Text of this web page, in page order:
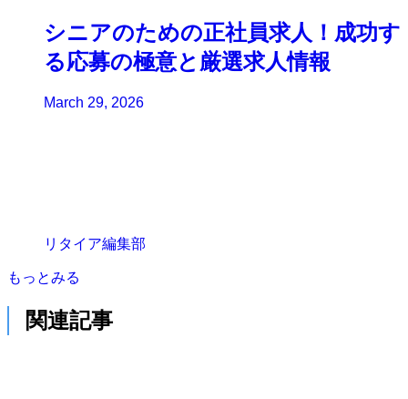
シニアのための正社員求人！成功す
る応募の極意と厳選求人情報
March 29, 2026
リタイア編集部
もっとみる
関連記事